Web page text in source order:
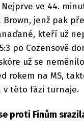
ve 44.
Brown, jenž pak
kteří už
po Cozensově
už se
rokem na MS,
v této fázi turnaje.
proti Finům